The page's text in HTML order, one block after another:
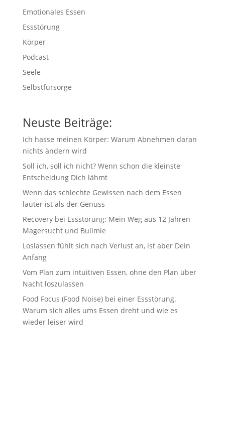
Emotionales Essen
Essstörung
Körper
Podcast
Seele
Selbstfürsorge
Neuste Beiträge:
Ich hasse meinen Körper: Warum Abnehmen daran
nichts ändern wird
Soll ich, soll ich nicht? Wenn schon die kleinste
Entscheidung Dich lähmt
Wenn das schlechte Gewissen nach dem Essen
lauter ist als der Genuss
Recovery bei Essstörung: Mein Weg aus 12 Jahren
Magersucht und Bulimie
Loslassen fühlt sich nach Verlust an, ist aber Dein
Anfang
Vom Plan zum intuitiven Essen, ohne den Plan über
Nacht loszulassen
Food Focus (Food Noise) bei einer Essstörung.
Warum sich alles ums Essen dreht und wie es
wieder leiser wird